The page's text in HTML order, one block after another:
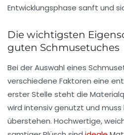
Entwicklungsphase sanft und
Die wichtigsten
guten Schmusetuches
Bei der Auswahl eines
verschiedene Faktoren eine
erster Stelle steht die
wird intensiv genutzt und
überstehen. Hochwertige,